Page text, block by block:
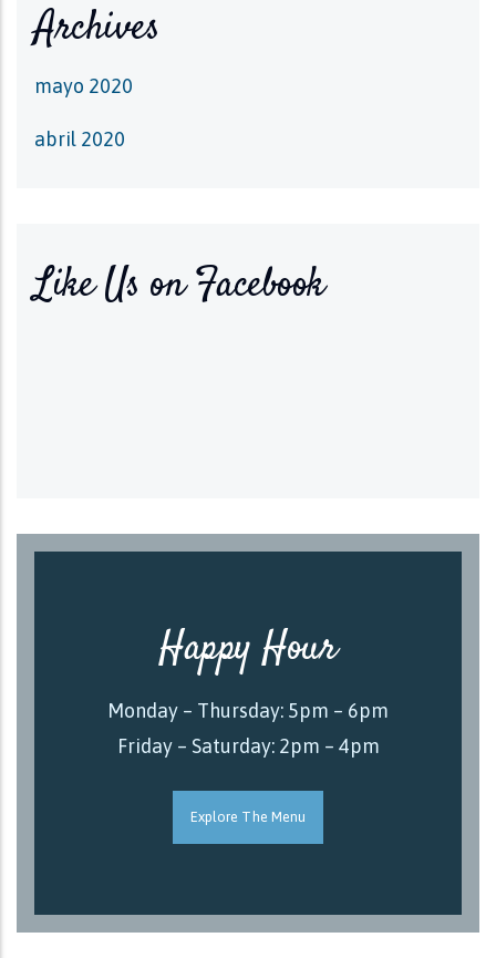
Archives
mayo 2020
abril 2020
Like Us on Facebook
Happy Hour
Monday – Thursday: 5pm – 6pm
Friday – Saturday: 2pm – 4pm
Explore The Menu